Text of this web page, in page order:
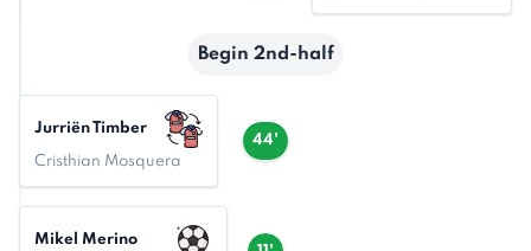
Begin 2nd-half
44'
Jurriën Timber
Cristhian Mosquera
Mikel Merino